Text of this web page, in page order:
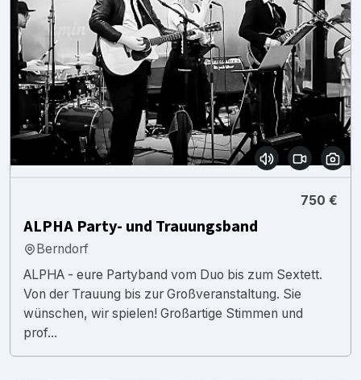
750 €
ALPHA Party- und Trauungsband
Berndorf
ALPHA - eure Partyband vom Duo bis zum Sextett.
Von der Trauung bis zur Großveranstaltung. Sie
wünschen, wir spielen! Großartige Stimmen und
prof...